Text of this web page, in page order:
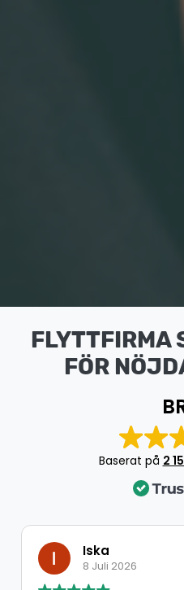
FLYTTFIRMA
FÖR
Baserat på 2
Iska
8 Juli 2026